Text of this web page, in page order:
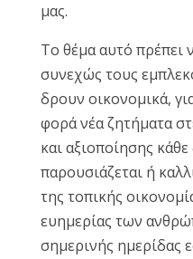
μας.
Το θέμα αυτό πρέπει
συνεχώς τους
δρουν οικονομικά,
φορά νέα ζητήματα
και αξιοποίησης
παρουσιάζεται ή
της τοπικής
ευημερίας των
σημερινής ημερίδας